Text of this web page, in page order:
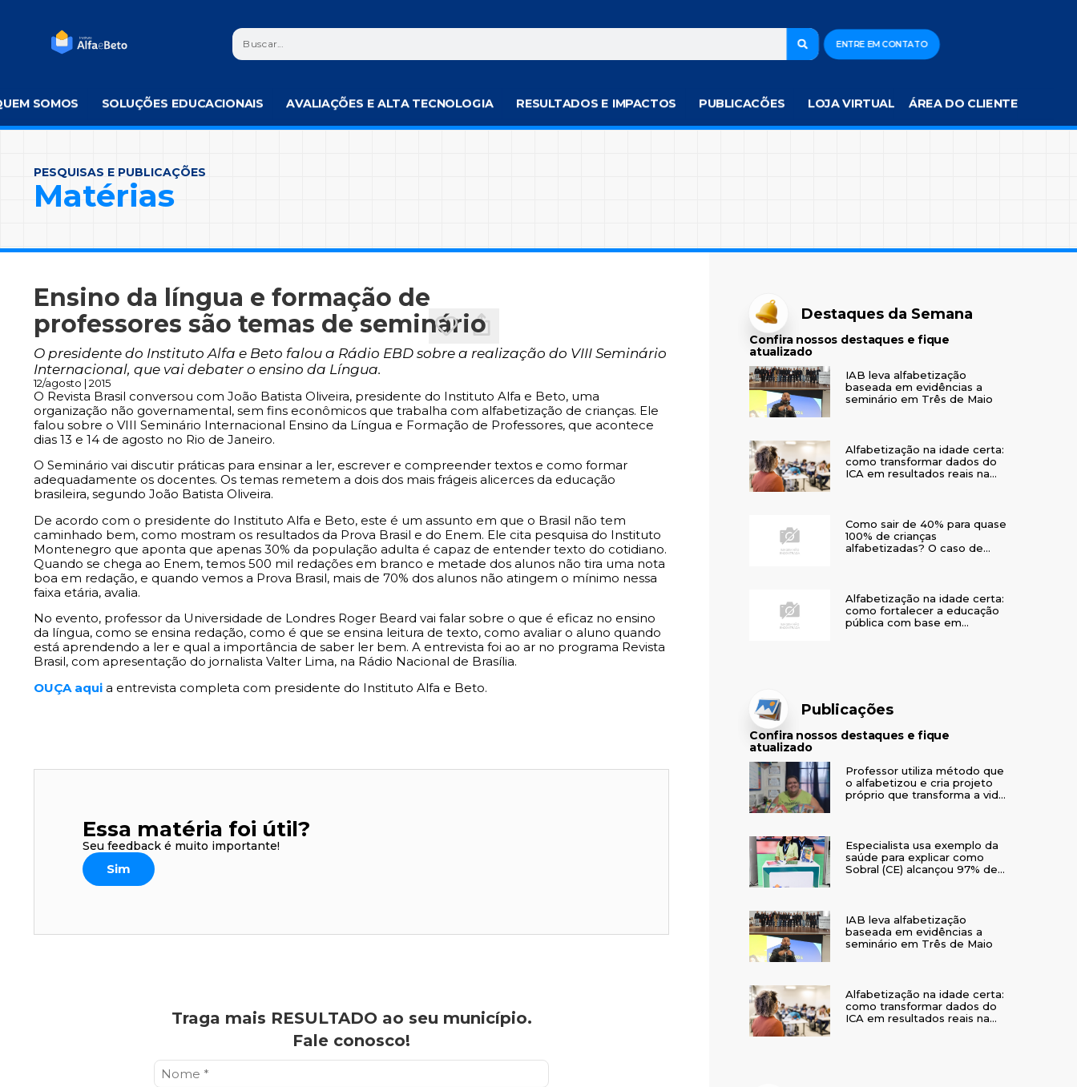
ENTRE EM CONTATO
SOMOS SOLUÇÕES EDUCACIONAIS AVALIAÇÕES E ALTA TECNOLOGIA RESULTADOS E IMPACTOS PUBLICACÕES LOJA VIRTUAL ÁREA DO CLIENTE
PESQUISAS E PUBLICAÇÕES
Matérias
Ensino da língua e formação de
professores são temas de seminário
O presidente do Instituto Alfa e Beto falou a Rádio EBD sobre a realização do VIII Seminário
Internacional, que vai debater o ensino da Língua.
12/agosto | 2015
O Revista Brasil conversou com João Batista Oliveira, presidente do Instituto Alfa e Beto, uma
organização não governamental, sem fins econômicos que trabalha com alfabetização de crianças. Ele
falou sobre o VIII Seminário Internacional Ensino da Língua e Formação de Professores, que acontece
dias 13 e 14 de agosto no Rio de Janeiro.
O Seminário vai discutir práticas para ensinar a ler, escrever e compreender textos e como formar
adequadamente os docentes. Os temas remetem a dois dos mais frágeis alicerces da educação
brasileira, segundo João Batista Oliveira.
De acordo com o presidente do Instituto Alfa e Beto, este é um assunto em que o Brasil não tem
caminhado bem, como mostram os resultados da Prova Brasil e do Enem. Ele cita pesquisa do Instituto
Montenegro que aponta que apenas 30% da população adulta é capaz de entender texto do cotidiano.
Quando se chega ao Enem, temos 500 mil redações em branco e metade dos alunos não tira uma nota
boa em redação, e quando vemos a Prova Brasil, mais de 70% dos alunos não atingem o mínimo nessa
faixa etária, avalia.
No evento, professor da Universidade de Londres Roger Beard vai falar sobre o que é eficaz no ensino
da língua, como se ensina redação, como é que se ensina leitura de texto, como avaliar o aluno quando
está aprendendo a ler e qual a importância de saber ler bem. A entrevista foi ao ar no programa Revista
Brasil, com apresentação do jornalista Valter Lima, na Rádio Nacional de Brasília.
OUÇA aqui a entrevista completa com presidente do Instituto Alfa e Beto.
Essa matéria foi útil?
Seu feedback é muito importante!
Sim
Traga mais RESULTADO ao seu município.
Fale conosco!
Destaques da Semana
Confira nossos destaques e fique
atualizado
IAB leva alfabetização
baseada em evidências a
seminário em Três de Maio
Alfabetização na idade certa:
como transformar dados do
ICA em resultados reais na
Como sair de 40% para quase
100% de crianças
alfabetizadas? O caso de
Alfabetização na idade certa:
como fortalecer a educação
pública com base em
Publicações
Confira nossos destaques e fique
atualizado
Professor utiliza método que
o alfabetizou e cria projeto
próprio que transforma a vida
Especialista usa exemplo da
saúde para explicar como
Sobral (CE) alcançou 97% de
IAB leva alfabetização
baseada em evidências a
seminário em Três de Maio
Alfabetização na idade certa:
como transformar dados do
ICA em resultados reais na